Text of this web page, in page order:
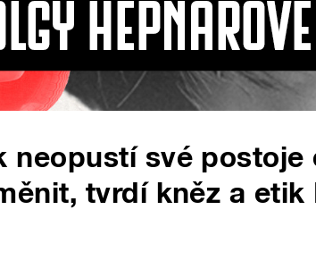
neopustí své postoje
tvrdí kněz a etik